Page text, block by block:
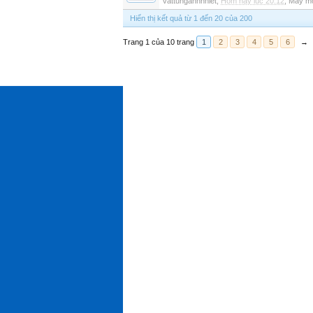
Hiển thị kết quả từ 1 đến 20 của 200
Trang 1 của 10 trang 1 2 3 4 5 6 →